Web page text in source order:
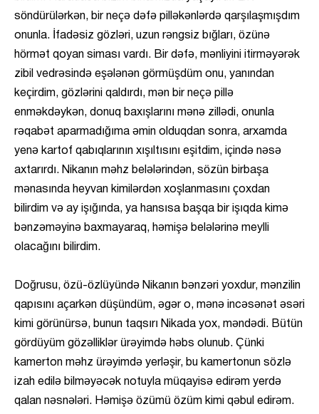
söndürülərkən, bir neçə dəfə pilləkənlərdə qarşılaşmışdım
onunla. İfadəsiz gözləri, uzun rəngsiz bığları, özünə
hörmət qoyan siması vardı. Bir dəfə, mənliyini itirməyərək
zibil vedrəsində eşələnən görmüşdüm onu, yanından
keçirdim, gözlərini qaldırdı, mən bir neçə pillə
enməkdəykən, donuq baxışlarını mənə zillədi, onunla
rəqabət aparmadığıma əmin olduqdan sonra, arxamda
yenə kartof qabıqlarının xışıltısını eşitdim, içində nəsə
axtarırdı. Nikanın məhz belələrindən, sözün birbaşa
mənasında heyvan kimilərdən xoşlanmasını çoxdan
bilirdim və ay işığında, ya hansısa başqa bir işıqda kimə
bənzəməyinə baxmayaraq, həmişə belələrinə meylli
olacağını bilirdim.
Doğrusu, özü-özlüyündə Nikanın bənzəri yoxdur, mənzilin
qapısını açarkən düşündüm, əgər o, mənə incəsənət əsəri
kimi görünürsə, bunun taqsırı Nikada yox, məndədi. Bütün
gördüyüm gözəlliklər ürəyimdə həbs olunub. Çünki
kamerton məhz ürəyimdə yerləşir, bu kamertonun sözlə
izah edilə bilməyəcək notuyla müqayisə edirəm yerdə
qalan nəsnələri. Həmişə özümü özüm kimi qəbul edirəm.